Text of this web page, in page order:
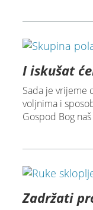
I iskušat
Sada je vrijeme
voljnima i
Gospod Bog
Zadržati